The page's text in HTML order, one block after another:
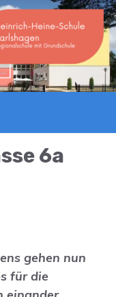
6a
gehen nun
für die